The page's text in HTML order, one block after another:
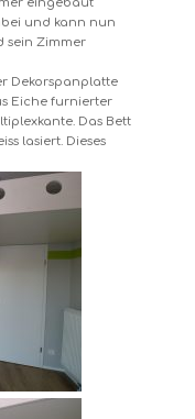
und kann nun
sein Zimmer
Dekorspanplatte
Eiche furnierter
Das Bett
lasiert. Dieses